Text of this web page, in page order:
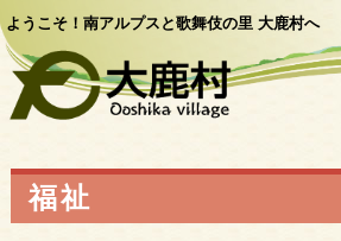
ようこそ！南アルプスと歌舞伎の里 大鹿村へ
福祉